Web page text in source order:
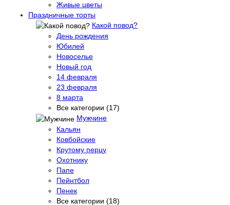
Живые цветы
Праздничные торты
Какой повод?
День рождения
Юбилей
Новоселье
Новый год
14 февраля
23 февраля
8 марта
Все категории (17)
Мужчине
Кальян
Ковбойские
Крутому перцу
Охотнику
Папе
Пейнтбол
Пенек
Все категории (18)